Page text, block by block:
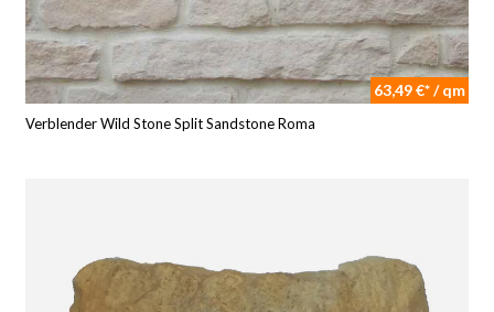
63,49 €* / qm
Verblender Wild Stone Split Sandstone Roma